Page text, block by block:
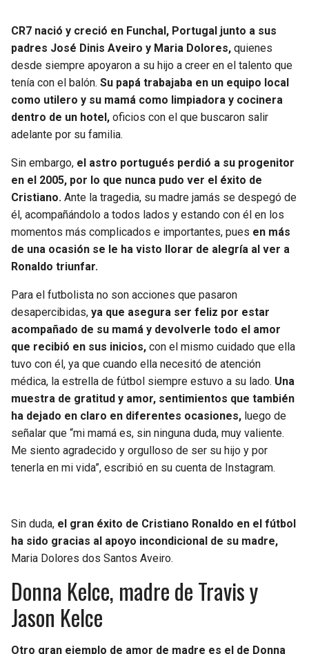
CR7 nació y creció en Funchal, Portugal junto a sus
padres José Dinis Aveiro y Maria Dolores, quienes
desde siempre apoyaron a su hijo a creer en el talento que
tenía con el balón. Su papá trabajaba en un equipo local
como utilero y su mamá como limpiadora y cocinera
dentro de un hotel, oficios con el que buscaron salir
adelante por su familia.
Sin embargo, el astro portugués perdió a su progenitor
en el 2005, por lo que nunca pudo ver el éxito de
Cristiano. Ante la tragedia, su madre jamás se despegó de
él, acompañándolo a todos lados y estando con él en los
momentos más complicados e importantes, pues en más
de una ocasión se le ha visto llorar de alegría al ver a
Ronaldo triunfar.
Para el futbolista no son acciones que pasaron
desapercibidas, ya que asegura ser feliz por estar
acompañado de su mamá y devolverle todo el amor
que recibió en sus inicios, con el mismo cuidado que ella
tuvo con él, ya que cuando ella necesitó de atención
médica, la estrella de fútbol siempre estuvo a su lado. Una
muestra de gratitud y amor, sentimientos que también
ha dejado en claro en diferentes ocasiones, luego de
señalar que “mi mamá es, sin ninguna duda, muy valiente.
Me siento agradecido y orgulloso de ser su hijo y por
tenerla en mi vida”, escribió en su cuenta de Instagram.
Sin duda, el gran éxito de Cristiano Ronaldo en el fútbol
ha sido gracias al apoyo incondicional de su madre,
Maria Dolores dos Santos Aveiro.
Donna Kelce, madre de Travis y
Jason Kelce
Otro gran ejemplo de amor de madre es el de Donna